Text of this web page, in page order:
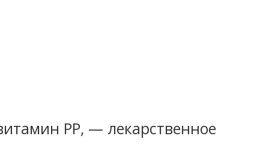
РР, — лекарственное